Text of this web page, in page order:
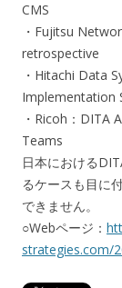
CMS
・Fujitsu
retrospective
・Hitachi Data
Implementation
・Ricoh：DITA
Teams
日本における
るケースも目に
できません。
○Webページ：
strategies.com/